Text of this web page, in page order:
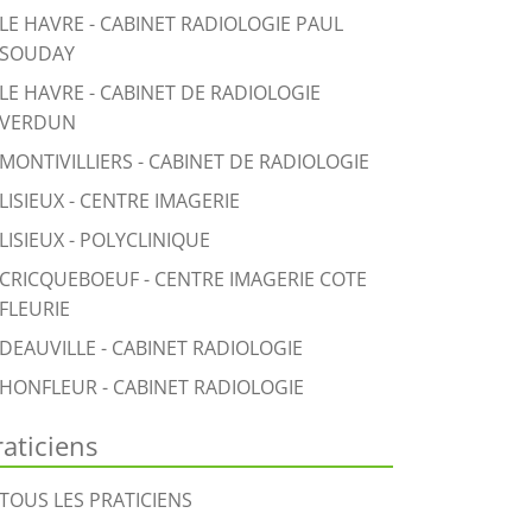
LE HAVRE - CABINET RADIOLOGIE PAUL
SOUDAY
LE HAVRE - CABINET DE RADIOLOGIE
VERDUN
MONTIVILLIERS - CABINET DE RADIOLOGIE
LISIEUX - CENTRE IMAGERIE
LISIEUX - POLYCLINIQUE
CRICQUEBOEUF - CENTRE IMAGERIE COTE
FLEURIE
DEAUVILLE - CABINET RADIOLOGIE
HONFLEUR - CABINET RADIOLOGIE
TOUS LES PRATICIENS